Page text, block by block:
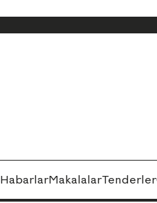
HabarlarMakalalarTenderler